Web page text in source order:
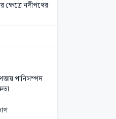
ক্ষেত্রে নদীপথের
পানিসম্পদ